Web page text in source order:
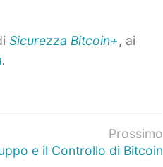
Sicurezza Bitcoin+, ai
.
Prossimo
e il Controllo di Bitcoin